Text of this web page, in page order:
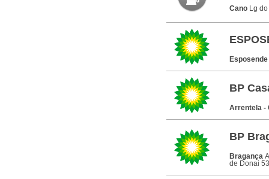
Cano Lg
Esposende
BP
Arrentela -
BP
Bragança
de Donai